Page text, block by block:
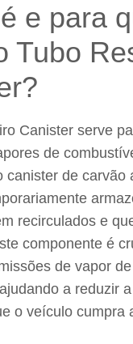
e para
Tubo
Canister serve
de
canister de carvão
recirculados e
componente é
de vapor de
a reduzir
o veículo cumpra